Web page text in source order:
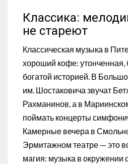
Классика:
не стареют
Классическая музыка в
хороший кофе: утонченная,
богатой историей. В
им. Шостаковича звучат
Рахманинов, а в
поймать концерты
Камерные вечера в
Эрмитажном театре — это
магия: музыка в окружении